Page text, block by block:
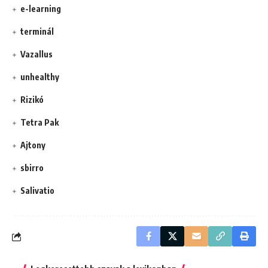
e-learning
terminál
Vazallus
unhealthy
Rizikó
Tetra Pak
Ajtony
sbirro
Salivatio